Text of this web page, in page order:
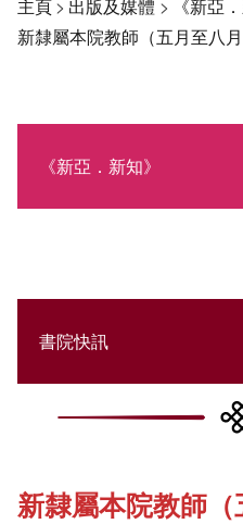
主頁> 出版及媒體 > 《新亞
新隸屬本院教師（五月至八月
《新亞．新知》
社交媒體專欄
《新亞簡訊》
《新亞書院概覽》
書院快訊
Cultural Topics
Student Development
新隸屬本院教師（